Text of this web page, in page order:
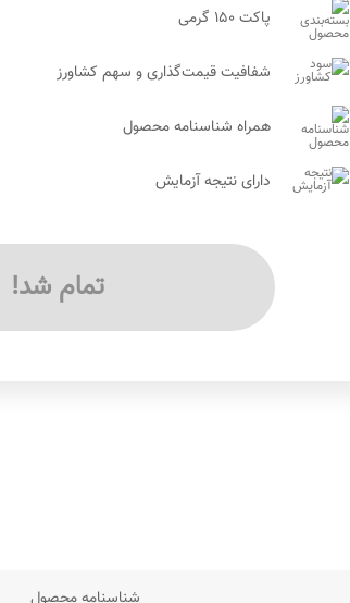
پاکت 150 گرمی
شفافیت قیمت‌گذاری و سهم کشاورز
همراه شناسنامه محصول
دارای نتیجه آزمایش
تمام شد!
شناسنامه محصول